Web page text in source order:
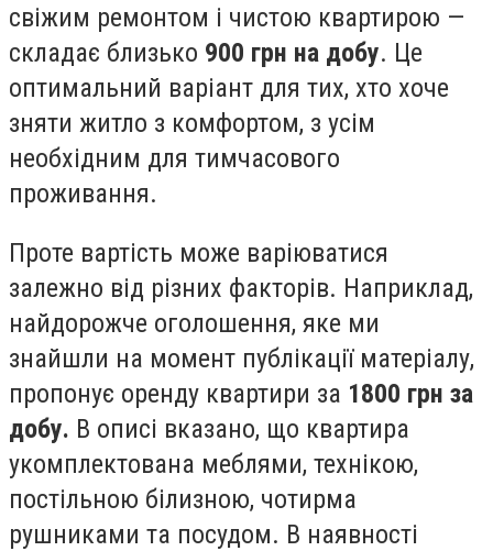
свіжим ремонтом і чистою квартирою —
складає близько 900 грн на добу. Це
оптимальний варіант для тих, хто хоче
зняти житло з комфортом, з усім
необхідним для тимчасового
проживання.
Проте вартість може варіюватися
залежно від різних факторів. Наприклад,
найдорожче оголошення, яке ми
знайшли на момент публікації матеріалу,
пропонує оренду квартири за 1800 грн за
добу. В описі вказано, що квартира
укомплектована меблями, технікою,
постільною білизною, чотирма
рушниками та посудом. В наявності